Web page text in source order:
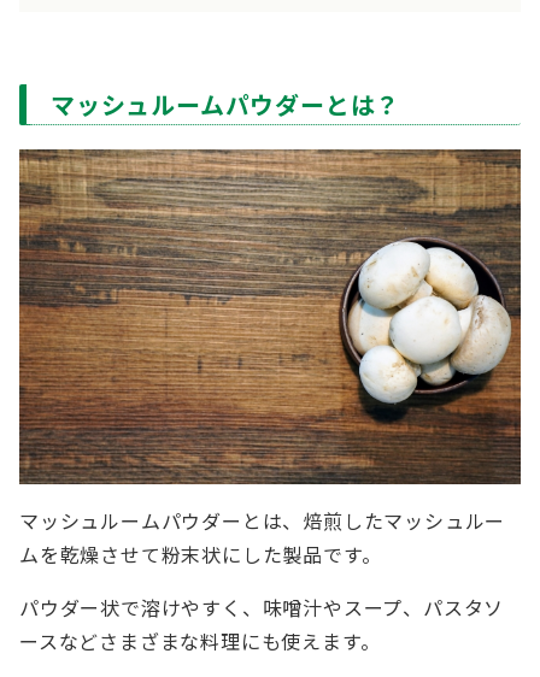
マッシュルームパウダーとは？
マッシュルームパウダーとは、焙煎したマッシュルー
ムを乾燥させて粉末状にした製品です。
パウダー状で溶けやすく、味噌汁やスープ、パスタソ
ースなどさまざまな料理にも使えます。